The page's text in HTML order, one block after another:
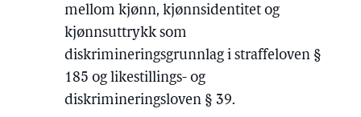
mellom kjønn, kjønnsidentitet og
kjønnsuttrykk som
diskrimineringsgrunnlag i straffeloven §
185 og likestillings- og
diskrimineringsloven § 39.